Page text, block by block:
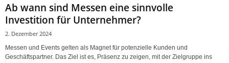
Ab wann sind Messen eine sinnvolle
Investition für Unternehmer?
2. Dezember 2024
Messen und Events gelten als Magnet für potenzielle Kunden und
Geschäftspartner. Das Ziel ist es, Präsenz zu zeigen, mit der Zielgruppe ins